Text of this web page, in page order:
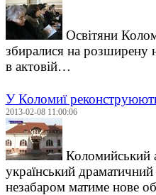
Освітяни
збиралися на розширену
в актовій…
У Коломиї
2013-02-08 11:00:06
Коломийський
український драматичний
незабаром матиме нове